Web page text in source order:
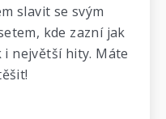
slavit se svým
kde zazní jak
i největší hity. Máte